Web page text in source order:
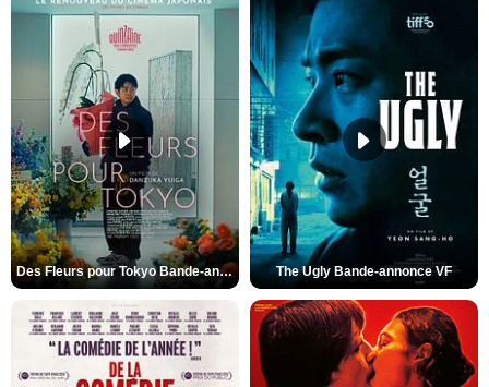
Des Fleurs pour Tokyo Bande-annonce VO STFR The Ugly Bande-annonce VF